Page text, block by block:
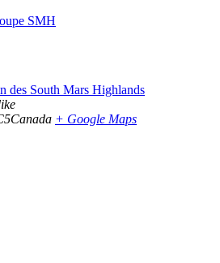
SMH
des South Mars Highlands
Canada + Google Maps